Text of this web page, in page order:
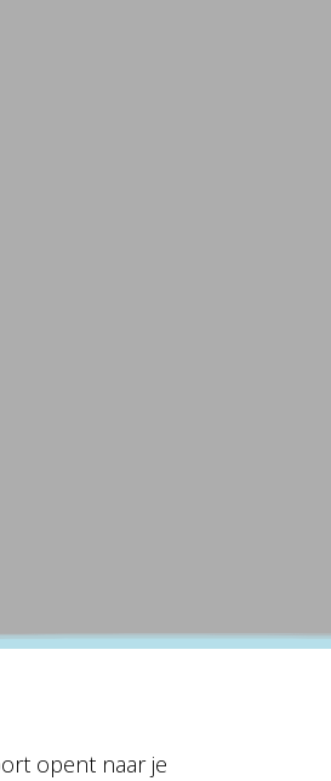
opent naar je